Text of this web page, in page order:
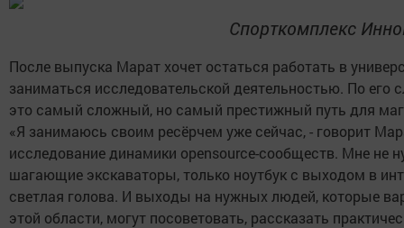
Спорткомплекс
После выпуска Марат хочет остаться работать в
заниматься исследовательской деятельностью. По его
это самый сложный, но самый престижный путь для
«Я занимаюсь своим ресёрчем уже сейчас, - говорит
исследование динамики opensource-сообществ. Мне не
шагающие экскаваторы, только ноутбук с выходом в
светлая голова. И выходы на нужных людей, которые
этой области, могут посоветовать, рассказать